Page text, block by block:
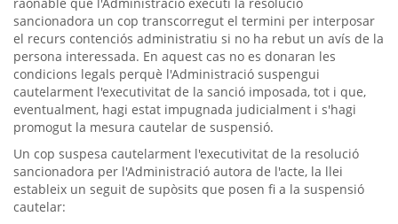
sancionadora un cop transcorregut el termini per interposar
el recurs contenciós administratiu si no ha rebut un avís de la
persona interessada. En aquest cas no es donaran les
condicions legals perquè l'Administració suspengui
cautelarment l'executivitat de la sanció imposada, tot i que,
eventualment, hagi estat impugnada judicialment i s'hagi
promogut la mesura cautelar de suspensió.
Un cop suspesa cautelarment l'executivitat de la resolució
sancionadora per l'Administració autora de l'acte, la llei
estableix un seguit de supòsits que posen fi a la suspensió
cautelar: